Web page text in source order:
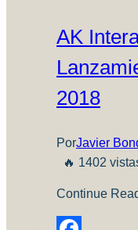
AK
2018
PorJavier
🔥 1402
Continue